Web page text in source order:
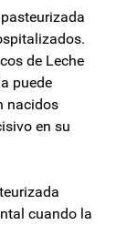
de Leche
puede
nacidos
en su
cuando la